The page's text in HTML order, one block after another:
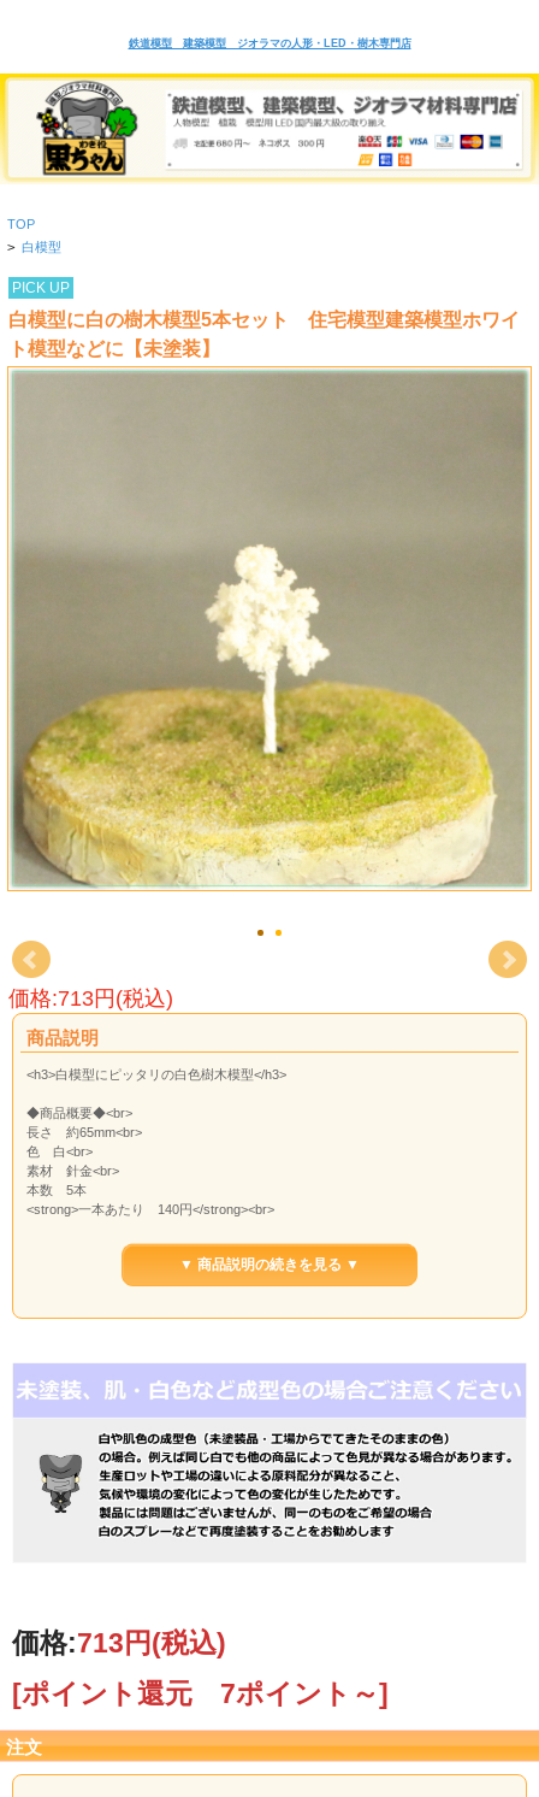
鉄道模型 建築模型 ジオラマの人形・LED・樹木専門店
TOP
> 白模型
PICK UP
白模型に白の樹木模型5本セット 住宅模型建築模型ホワイ
ト模型などに【未塗装】
価格:713円(税込)
商品説明
<h3>白模型にピッタリの白色樹木模型</h3>
◆商品概要◆<br>
長さ 約65mm<br>
色 白<br>
素材 針金<br>
本数 5本
<strong>一本あたり 140円</strong><br>
建築模型・住宅模型で利用されている、白模型。樹木模型にはドライフラワーの
カスミソウなどを利用されている方も多いと思いますが、白色の樹木模型もいか
是非当店の白模型用樹木模型を利用してみてはいかがでしょうか？
▼ 商品説明の続きを見る ▼
価格:713円(税込)
[ポイント還元 7ポイント～]
注文